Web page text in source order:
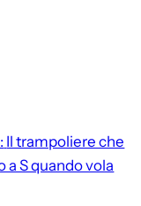
Il trampoliere che
a S quando vola